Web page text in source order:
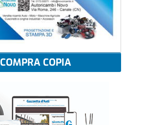
COMPRA COPIA